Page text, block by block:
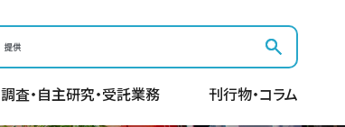
調査・自主研究・受託業務 刊行物・コラム